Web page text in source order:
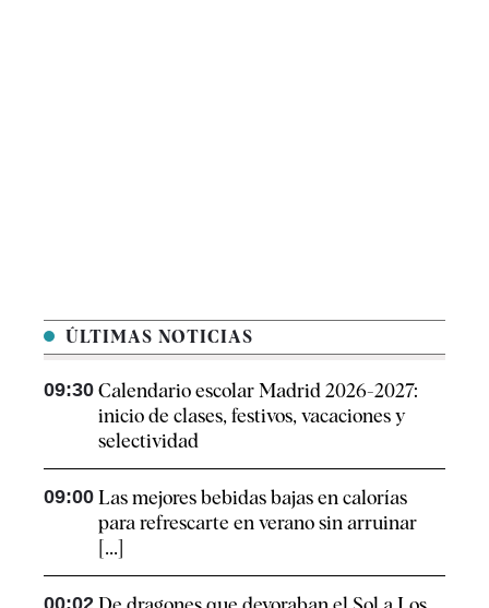
ÚLTIMAS NOTICIAS
09:30 Calendario escolar Madrid 2026-2027:
inicio de clases, festivos, vacaciones y
selectividad
09:00 Las mejores bebidas bajas en calorías
para refrescarte en verano sin arruinar
[...]